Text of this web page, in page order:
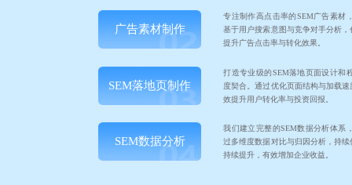
广告素材制作
专注制作高点击率的SEM广告素材
基于用户搜索意图与竞争对手分析
提升广告点击率与转化效果。
SEM落地页制作
打造专业级的SEM落地页面设计和
度契合。通过优化页面结构与加载
效提升用户转化率与投资回报。
SEM数据分析
我们建立完整的SEM数据分析体系
过多维度数据对比与归因分析，持
持续提升，有效增加企业收益。